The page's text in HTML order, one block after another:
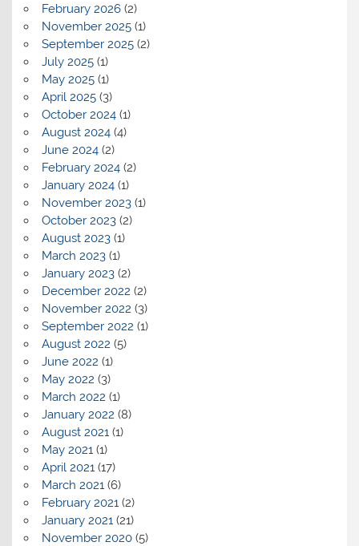
February 2026(2)
November 2025(1)
September 2025(2)
July 2025(1)
May 2025(1)
April 2025(3)
October 2024(1)
August 2024(4)
June 2024(2)
February 2024(2)
January 2024(1)
November 2023(1)
October 2023(2)
August 2023(1)
March 2023(1)
January 2023(2)
December 2022 (2)
November 2022 (3)
September 2022 (1)
August 2022 (5)
June 2022 (1)
May 2022 (3)
March 2022 (1)
January 2022 (8)
August 2021(1)
May 2021(1)
April 2021(17)
March 2021(6)
February 2021(2)
January 2021(21)
November 2020(5)